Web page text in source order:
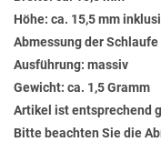
Höhe: ca. 15,5 mm
Abmessung der
Ausführung: massiv
Gewicht: ca. 1,5 Gramm
Artikel ist entsprechend
Bitte beachten Sie die